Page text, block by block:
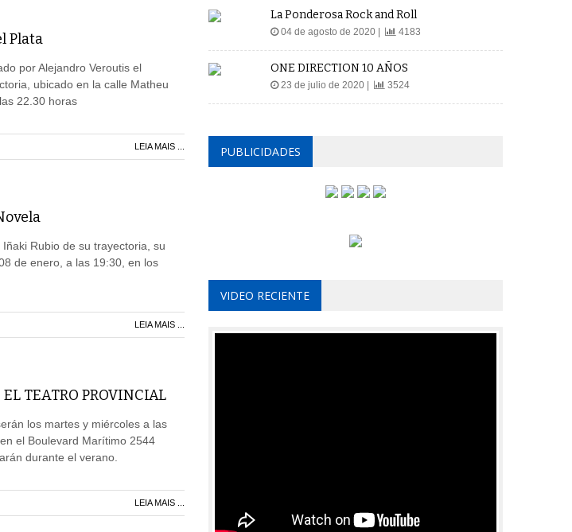
Plata
por Alejandro Veroutis el
ubicado en la calle Matheu
22.30 horas
LEIA MAIS ...
Rubio de su trayectoria, su
de enero, a las 19:30, en los
LEIA MAIS ...
TEATRO PROVINCIAL
los martes y miércoles a las
el Boulevard Marítimo 2544
durante el verano.
LEIA MAIS ...
La Ponderosa Rock and Roll
04 de agosto de 2020 | 4183
ONE DIRECTION 10 AÑOS
23 de julio de 2020 | 3524
PUBLICIDADES
VIDEO RECIENTE